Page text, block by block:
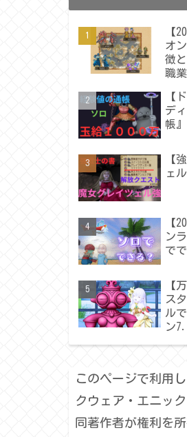
【
オ
徴
職
【
デ
帳
【
ェ
【
ン
で
【
ス
ル
ン7
このページで利用
クウェア・エニッ
同著作者が権利を